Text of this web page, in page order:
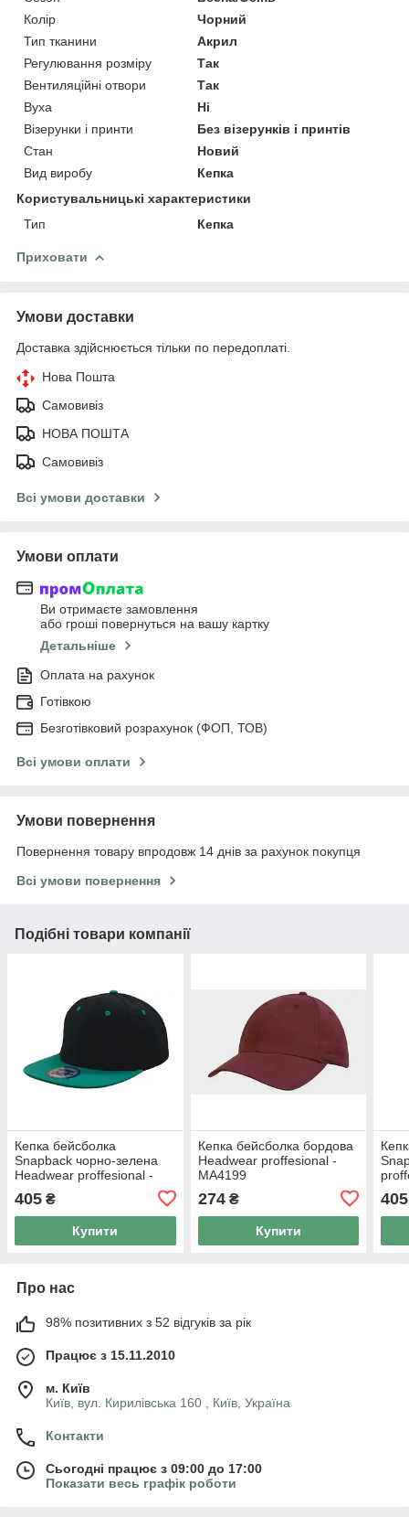
Колір
Чорний
Тип тканини
Акрил
Регулювання розміру
Так
Вентиляційні отвори
Так
Вуха
Ні
Візерунки і принти
Без візерунків і принтів
Стан
Новий
Вид виробу
Кепка
Користувальницькі характеристики
Тип
Кепка
Приховати
Умови доставки
Доставка здійснюється тільки по передоплаті.
Нова Пошта
Самовивіз
НОВА ПОШТА
Самовивіз
Всі умови доставки
Умови оплати
Ви отримаєте замовлення
або гроші повернуться на вашу картку
Детальніше
Оплата на рахунок
Готівкою
Безготівковий розрахунок (ФОП, ТОВ)
Всі умови оплати
Умови повернення
Повернення товару впродовж 14 днів за рахунок покупця
Всі умови повернення
Подібні товари компанії
Кепка бейсболка
Snapback чорно-зелена
Headwear proffesional -
405 ₴
Купити
Кепка бейсболка бордова
Headwear proffesional -
МА4199
274₴
Купити
405
Про нас
98% позитивних з 52 відгуків за рік
Працює з 15.11.2010
м. Київ
Київ, вул. Кирилівська 160 , Київ, Україна
Контакти
Сьогодні працює з 09:00 до 17:00
Показати весь графік роботи